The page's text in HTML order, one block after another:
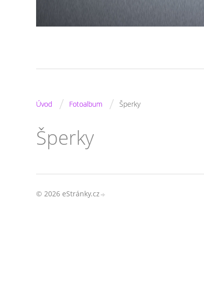
Úvod / Fotoalbum / Šperky
Šperky
© 2026 eStránky.cz